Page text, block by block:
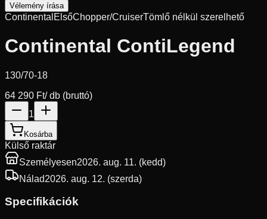
Vélemény írása
Continental ElsőChopper/CruiserTömlő nélkül szerelhető
Continental ContiLegend
130/70-18
64 290 Ft/ db (bruttó)
1
Kosárba
Külső raktár
Személyesen2026. aug. 11. (kedd)
Nálad2026. aug. 12. (szerda)
Specifikációk